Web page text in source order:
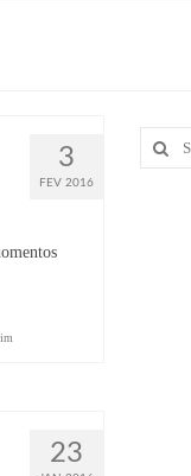
3
FEV 2016
23
Search
for: